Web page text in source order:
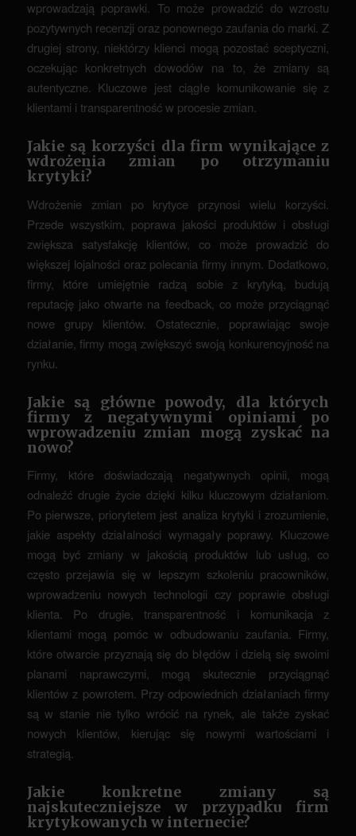
wprowadzają poprawki. To może prowadzić do wzrostu
pozytywnych recenzji oraz ponownego zaufania do marki. Z
drugiej strony, niektórzy klienci mogą pozostać sceptyczni,
oczekując konkretnych dowodów na to, że zmiany są
autentyczne. Kluczowe jest ciągłe komunikowanie się z
klientami i transparentność w procesie zmian.
Jakie są korzyści dla firm wynikające z
wdrożenia zmian po otrzymaniu
krytyki?
Wdrożenie zmian po krytyce przynosi wielu korzyści.
Przede wszystkim, poprawa jakości produktów i obsługi
zwiększa satysfakcję klientów, co może prowadzić do
większej lojalności oraz polecania firmy innym. Dodatkowo,
firmy, które umiejętnie radzą sobie z krytyką, budują
reputację jako otwarte na feedback, co może przyciągnąć
nowe grupy klientów. Ostatecznie, poprawiając swoje
działanie, firmy mogą zwiększyć swoją konkurencyjność na
rynku.
Jakie są główne powody, dla których
firmy z negatywnymi opiniami po
wprowadzeniu zmian mogą zyskać na
nowo?
Firmy, które doświadczają negatywnych opinii, mogą
odnaleźć drugie życie dzięki kilku kluczowym działaniom.
Po pierwsze, priorytetem jest analiza krytyki i zrozumienie,
jakie aspekty działalności wymagały poprawy. Kluczowe
mogą być zmiany w jakością produktów lub usług, co
często przejawia się w lepszym szkoleniu pracowników,
wprowadzeniu nowych technologii czy poprawie obsługi
klienta. Po drugie, transparentność i komunikacja z
klientami mogą pomóc w odbudowaniu zaufania. Firmy,
które otwarcie przyznają się do błędów i dzielą się swoimi
planami naprawczymi, mogą skutecznie przyciągnąć
klientów z powrotem. Przy odpowiednich działaniach firmy
są w stanie nie tylko wrócić na rynek, ale także zyskać
nowych klientów, kierując się nowymi wartościami i
strategią.
Jakie konkretne zmiany są
najskuteczniejsze w przypadku firm
krytykowanych w internecie?